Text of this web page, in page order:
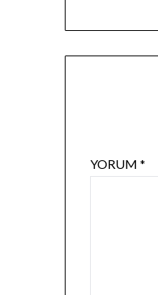
YORUM*